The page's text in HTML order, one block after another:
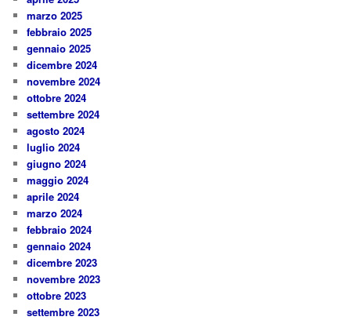
marzo 2025
febbraio 2025
gennaio 2025
dicembre 2024
novembre 2024
ottobre 2024
settembre 2024
agosto 2024
luglio 2024
giugno 2024
maggio 2024
aprile 2024
marzo 2024
febbraio 2024
gennaio 2024
dicembre 2023
novembre 2023
ottobre 2023
settembre 2023